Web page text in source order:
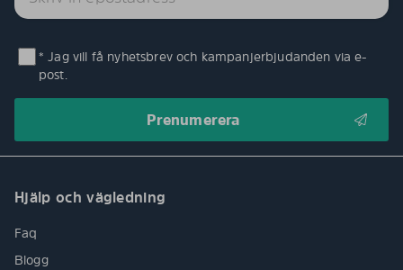
* Jag vill få nyhetsbrev och kampanjerbjudanden via e-
post.
Hjälp och vägledning
Faq
Blogg